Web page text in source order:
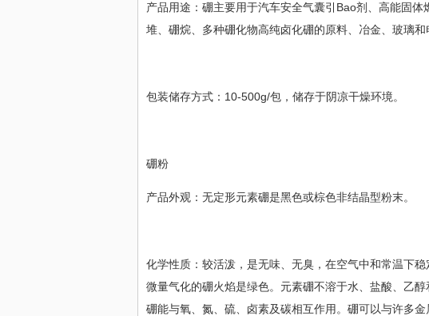
产品用途：硼主要用于汽车安全气囊引Bao剂、高能固
堆、硼烷、多种硼化物高纯卤化硼的原料、冶金、玻璃和
包装储存方式：10-500g/包，储存于阴凉干燥环境。
硼粉
产品外观：无定形元素硼是黑色或棕色非结晶型粉末。
化学性质：较活泼，是无味、无臭，在空气中和常温下
微量气化的硼火焰是绿色。元素硼不溶于水、盐酸、乙
硼能与氧、氮、硫、卤素及碳相互作用。硼可以与许多